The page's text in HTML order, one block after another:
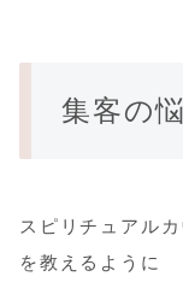
集客の
スピリチュアル
を教えるように